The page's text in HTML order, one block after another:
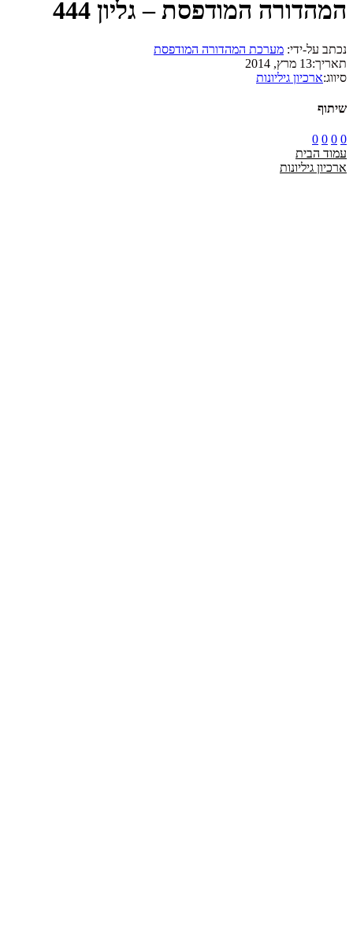
המהדורה המודפסת – גליון 444
נכתב על-ידי: מערכת המהדורה המודפסת
תאריך:13 מרץ, 2014
סיווג:ארכיון גיליונות
שיתוף
0
0
0
0
עמוד הבית
ארכיון גיליונות